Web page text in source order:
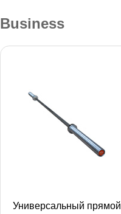
Business
Универсальный прямой